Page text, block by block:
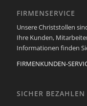
FIRMENSERVICE
Unsere Christstollen
Ihre Kunden,
Informationen finden
FIRMENKUNDEN-
SICHER BEZAHLEN